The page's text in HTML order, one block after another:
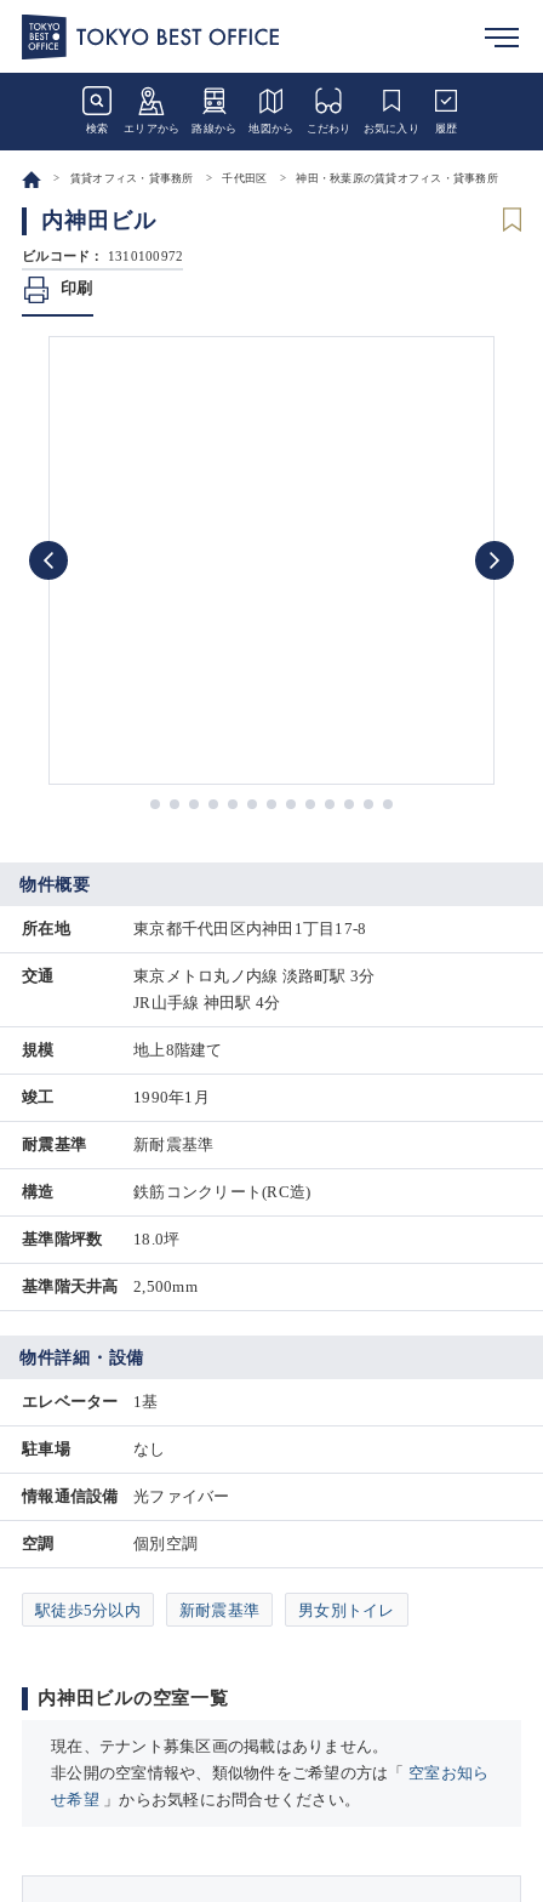
検索 エリアから 路線から 地図から こだわり お気に入り 履歴
賃貸オフィス・貸事務所 千代田区 神田・秋葉原の賃貸オフィス・貸事務所
内神田ビル
ビルコード： 1310100972
印刷
物件概要
所在地 東京都千代田区内神田1丁目17-8
交通
東京メトロ丸ノ内線 淡路町駅 3分
JR山手線 神田駅 4分
規模 地上8階建て
竣工 1990年1月
耐震基準 新耐震基準
構造 鉄筋コンクリート(RC造)
基準階坪数 18.0坪
基準階天井高 2,500mm
物件詳細・設備
エレベーター 1基
駐車場 なし
情報通信設備 光ファイバー
空調 個別空調
駅徒歩5分以内 新耐震基準 男女別トイレ
内神田ビルの空室一覧
現在、テナント募集区画の掲載はありません。
非公開の空室情報や、類似物件をご希望の方は「 空室お知ら
せ希望 」からお気軽にお問合せください。